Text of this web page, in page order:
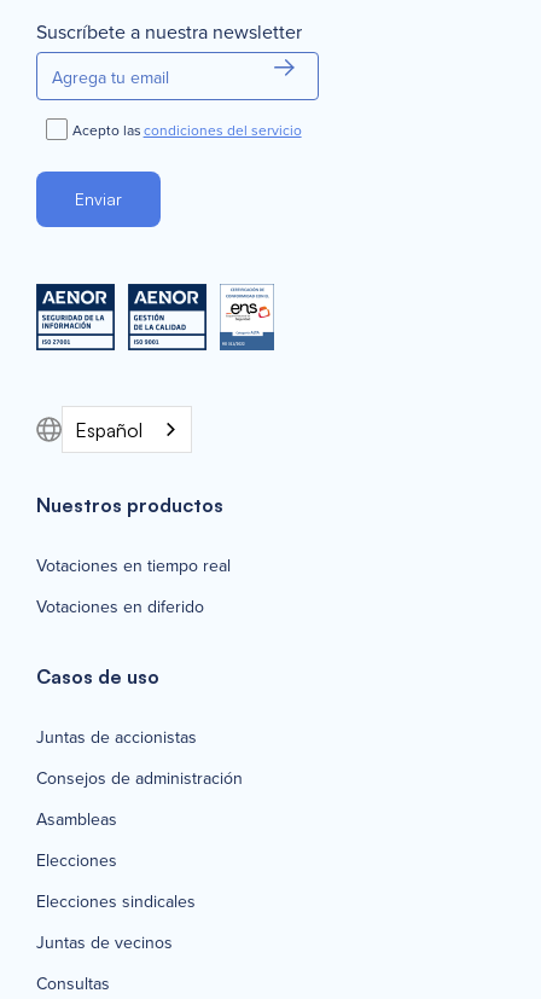
Suscríbete a nuestra newsletter
Acepto lascondiciones del servicio
Español
Nuestros productos
Votaciones en tiempo real
Votaciones en diferido
Casos de uso
Juntas de accionistas
Consejos de administración
Asambleas
Elecciones
Elecciones sindicales
Juntas de vecinos
Consultas